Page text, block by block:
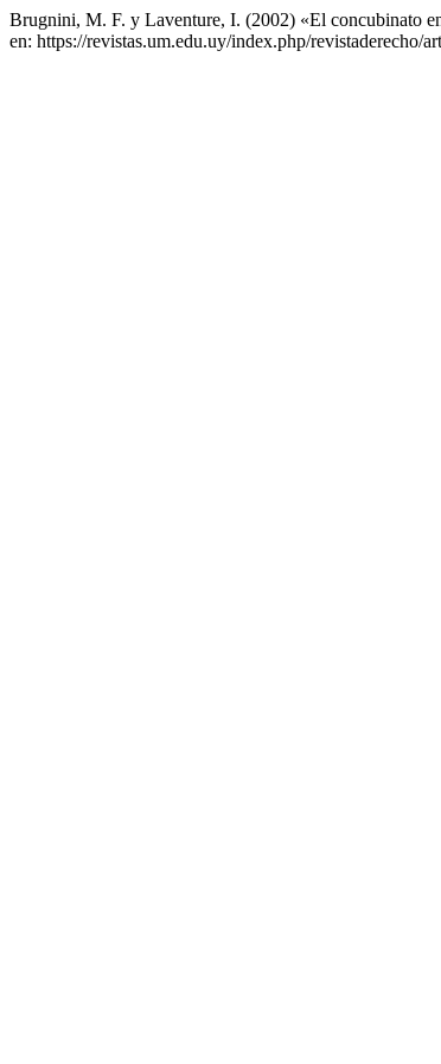
Brugnini, M. F. y Laventure, I. (2002) «El concubinato
en: https://revistas.um.edu.uy/index.php/revistaderecho/